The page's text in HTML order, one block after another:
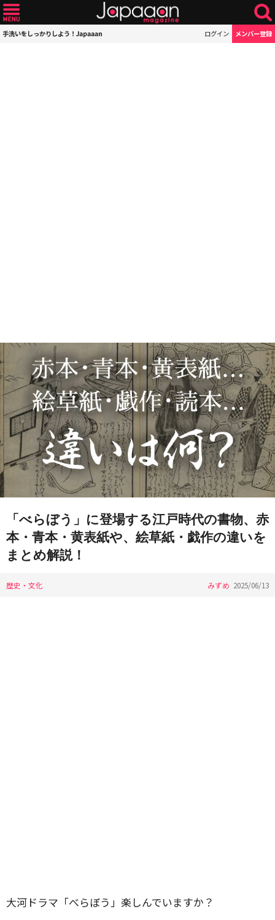
手洗いをしっかりしよう！Japaaan ログイン メンバー登録
「べらぼう」に登場する江戸時代の書物、赤
本・青本・黄表紙や、絵草紙・戯作の違いを
まとめ解説！
歴史・文化 みずめ 2025/06/13
大河ドラマ「べらぼう」楽しんでいますか？